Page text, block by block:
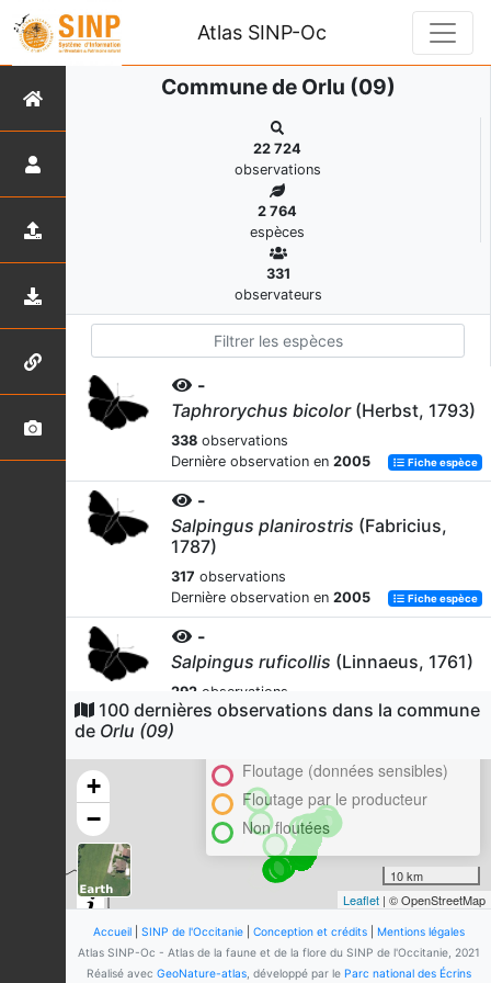
Atlas SINP-Oc
Commune de Orlu (09)
22 724
observations
2 764
espèces
331
observateurs
-
Taphrorychus bicolor(Herbst, 1793)
338 observations
Dernière observation en 2005 Fiche espèce
-
Salpingus planirostris (Fabricius,
1787)
317 observations
Dernière observation en 2005 Fiche espèce
-
Salpingus ruficollis (Linnaeus, 1761)
292 observations
Dernière observation en2005 Fiche espèce
CryptophagusHerbst, 1792
observations
Dernière observation en 2005
Desman des Pyrénées
Galemys pyrenaicus(É.
Geoffroy Saint-Hilaire, 1811)
observations
Fiche espèce
100 dernières observations dans la commune
de Orlu (09)
+
−
Cluster
Floutage (données sensibles)
Floutage par le producteur
Non floutées
10 km
Leaflet | © OpenStreetMap
Accueil| SINP de l'Occitanie| Conception et crédits| Mentions légales
Atlas SINP-Oc - Atlas de la faune et de la flore du SINP de l'Occitanie, 2021
Réalisé avec GeoNature-atlas, développé par le Parc national des Écrins